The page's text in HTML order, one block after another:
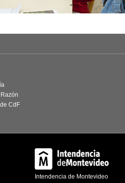
CdF
Intendencia de Montevideo